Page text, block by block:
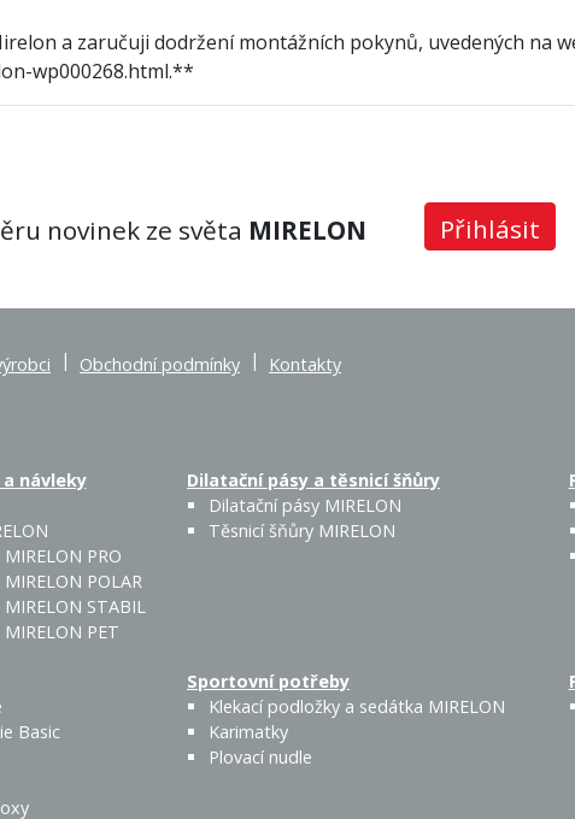
a zaručuji dodržení montážních pokynů, uvedených na
wp000268.html.**
novinek ze světa MIRELON Přihlásit
| Obchodní podmínky | Kontakty
návleky
PRO
POLAR
STABIL
PET
Dilatační pásy a těsnicí šňůry
Dilatační pásy MIRELON
Těsnicí šňůry MIRELON
Basic
Sportovní potřeby
Klekací podložky a sedátka MIRELON
Karimatky
Plovací nudle